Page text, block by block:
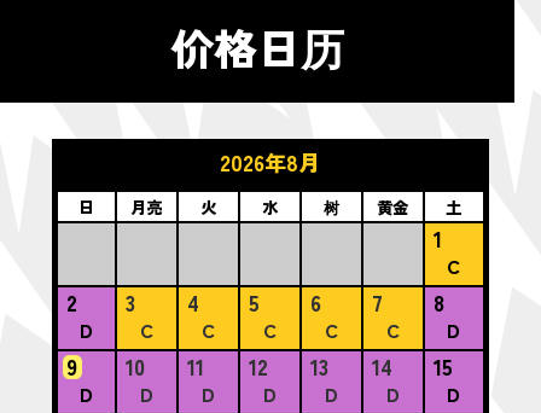
价格日历
2026年8月
日 月亮 火 水 树 黄金 土
1
C
2
D
3
C
4
C
5
C
6
C
7
C
8
D
9
D
10
D
11
D
12
D
13
D
14
D
15
D